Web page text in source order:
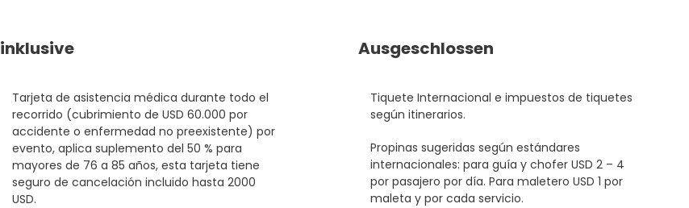
inklusive
Tarjeta de asistencia médica durante todo el
recorrido (cubrimiento de USD 60.000 por
accidente o enfermedad no preexistente) por
evento, aplica suplemento del 50 % para
mayores de 76 a 85 años, esta tarjeta tiene
seguro de cancelación incluido hasta 2000
USD.
Ausgeschlossen
Tiquete Internacional e impuestos de tiquetes
según itinerarios.
Propinas sugeridas según estándares
internacionales: para guía y chofer USD 2 – 4
por pasajero por día. Para maletero USD 1 por
maleta y por cada servicio.